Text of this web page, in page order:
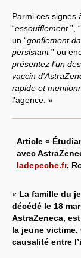
Parmi ces signes
“essoufflement”, “
un “gonflement
persistant” ou
présentez l’un
vaccin
rapide et
l’agence. »
Article «
avec
ladepeche.fr,
« La famille du
décédé le 18
AstraZeneca,
la jeune victime.
causalité entre